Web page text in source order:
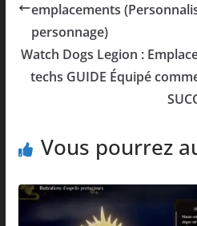
emplacements
personnage)
Watch Dogs Legion :
techs GUIDE Équipé
Vous pourrez